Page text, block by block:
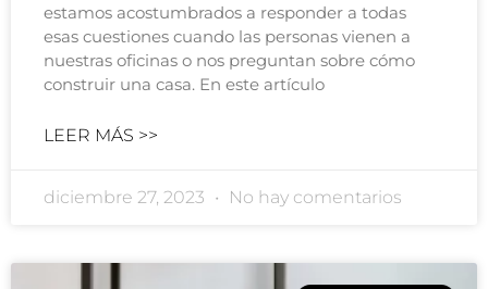
estamos acostumbrados a responder a todas
esas cuestiones cuando las personas vienen a
nuestras oficinas o nos preguntan sobre cómo
construir una casa. En este artículo
LEER MÁS >>
diciembre 27, 2023 No hay comentarios